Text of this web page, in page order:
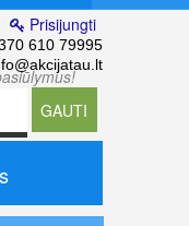
Prisijungti
610 79995
GAUTI